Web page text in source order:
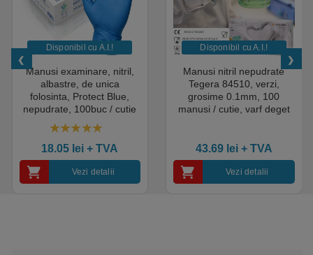
Disponibil cu A.I.​!
Manusi examinare, nitril,
albastre, de unica
folosinta, Protect Blue,
nepudrate, 100buc / cutie
pentru medical, HoReCa,
saloane si domeniul
industrial, calitate premium
18.05 lei + TVA
Vezi detalii
Disponibil cu A.I.​!
Manusi nitril nepudrate
Tegera 84510, verzi,
grosime 0.1mm, 100
manusi / cutie, varf deget
43.69 lei+ TVA
Vezi detalii